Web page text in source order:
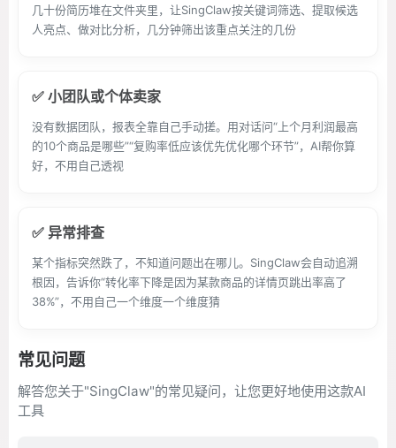
几十份简历堆在文件夹里，让SingClaw按关键词筛选、提取候选
人亮点、做对比分析，几分钟筛出该重点关注的几份
✅ 小团队或个体卖家
没有数据团队，报表全靠自己手动搓。用对话问“上个月利润最高
的10个商品是哪些”“复购率低应该优先优化哪个环节”，AI帮你算
好，不用自己透视
✅ 异常排查
某个指标突然跌了，不知道问题出在哪儿。SingClaw会自动追溯
根因，告诉你“转化率下降是因为某款商品的详情页跳出率高了
38%”，不用自己一个维度一个维度猜
常见问题
解答您关于"SingClaw"的常见疑问，让您更好地使用这款AI
工具